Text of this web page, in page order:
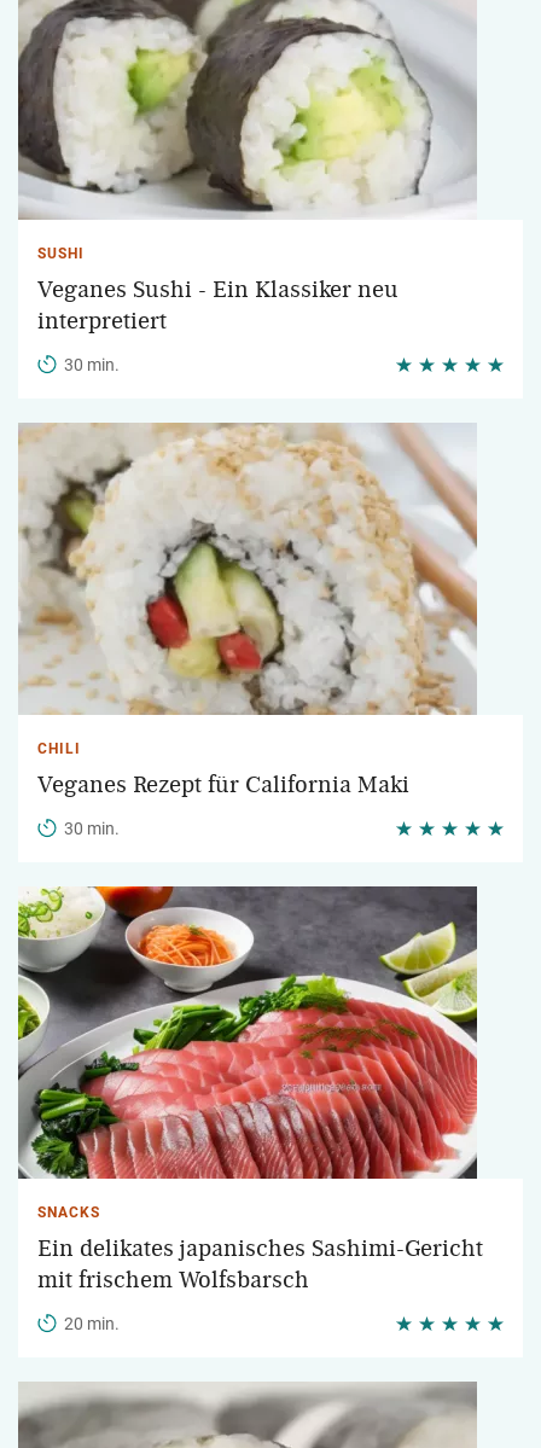
SUSHI
Veganes Sushi - Ein Klassiker neu
interpretiert
30 min.
CHILI
Veganes Rezept für California Maki
30 min.
SNACKS
Ein delikates japanisches Sashimi-Gericht
mit frischem Wolfsbarsch
20 min.